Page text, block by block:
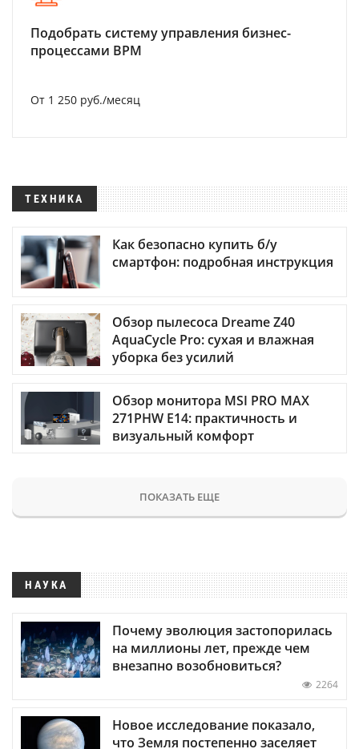
Подобрать систему управления бизнес-
процессами BPM
От 1 250 руб./месяц
ТЕХНИКА
Как безопасно купить б/у
смартфон: подробная инструкция
Обзор пылесоса Dreame Z40
AquaCycle Pro: сухая и влажная
уборка без усилий
Обзор монитора MSI PRO MAX
271PHW E14: практичность и
визуальный комфорт
ПОКАЗАТЬ ЕЩЕ
НАУКА
Почему эволюция застопорилась
на миллионы лет, прежде чем
внезапно возобновиться?
2264
Новое исследование показало,
что Земля постепенно заселяет